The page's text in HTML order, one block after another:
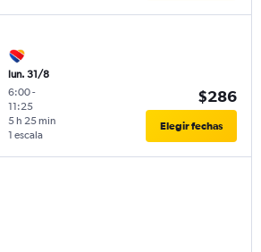
lun. 31/8
6:00-
11:25
1 escala
5 h 25 min
$286
Elegir fechas